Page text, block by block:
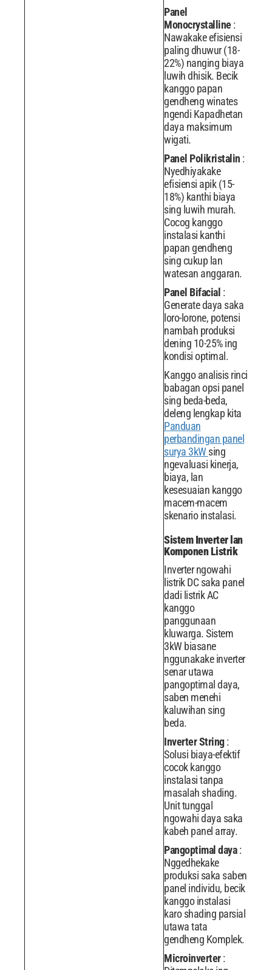
Panel
Monocrystalline :
Nawakake efisiensi
paling dhuwur (18-
22%) nanging biaya
luwih dhisik. Becik
kanggo papan
gendheng winates
ngendi Kapadhetan
daya maksimum
wigati.
Panel Polikristalin :
Nyedhiyakake
efisiensi apik (15-
18%) kanthi biaya
sing luwih murah.
Cocog kanggo
instalasi kanthi
papan gendheng
sing cukup lan
watesan anggaran.
Panel Bifacial :
Generate daya saka
loro-lorone, potensi
nambah produksi
dening 10-25% ing
kondisi optimal.
Kanggo analisis rinci
babagan opsi panel
sing beda-beda,
deleng lengkap kita
Panduan
perbandingan panel
surya 3kWsing
ngevaluasi kinerja,
biaya, lan
kesesuaian kanggo
macem-macem
skenario instalasi.
Sistem Inverter lan
Komponen Listrik
Inverter ngowahi
listrik DC saka panel
dadi listrik AC
kanggo
panggunaan
kluwarga. Sistem
3kW biasane
nggunakake inverter
senar utawa
pangoptimal daya,
saben menehi
kaluwihan sing
beda.
Inverter String:
Solusi biaya-efektif
cocok kanggo
instalasi tanpa
masalah shading.
Unit tunggal
ngowahi daya saka
kabeh panel array.
Pangoptimal daya:
Nggedhekake
produksi saka saben
panel individu, becik
kanggo instalasi
karo shading parsial
utawa tata
gendheng Komplek.
Microinverter: